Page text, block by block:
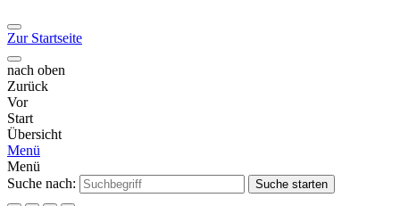
Zur Startseite
nach oben
Zurück
Vor
Start
Übersicht
Menü
Menü
Suche nach:
Suche starten